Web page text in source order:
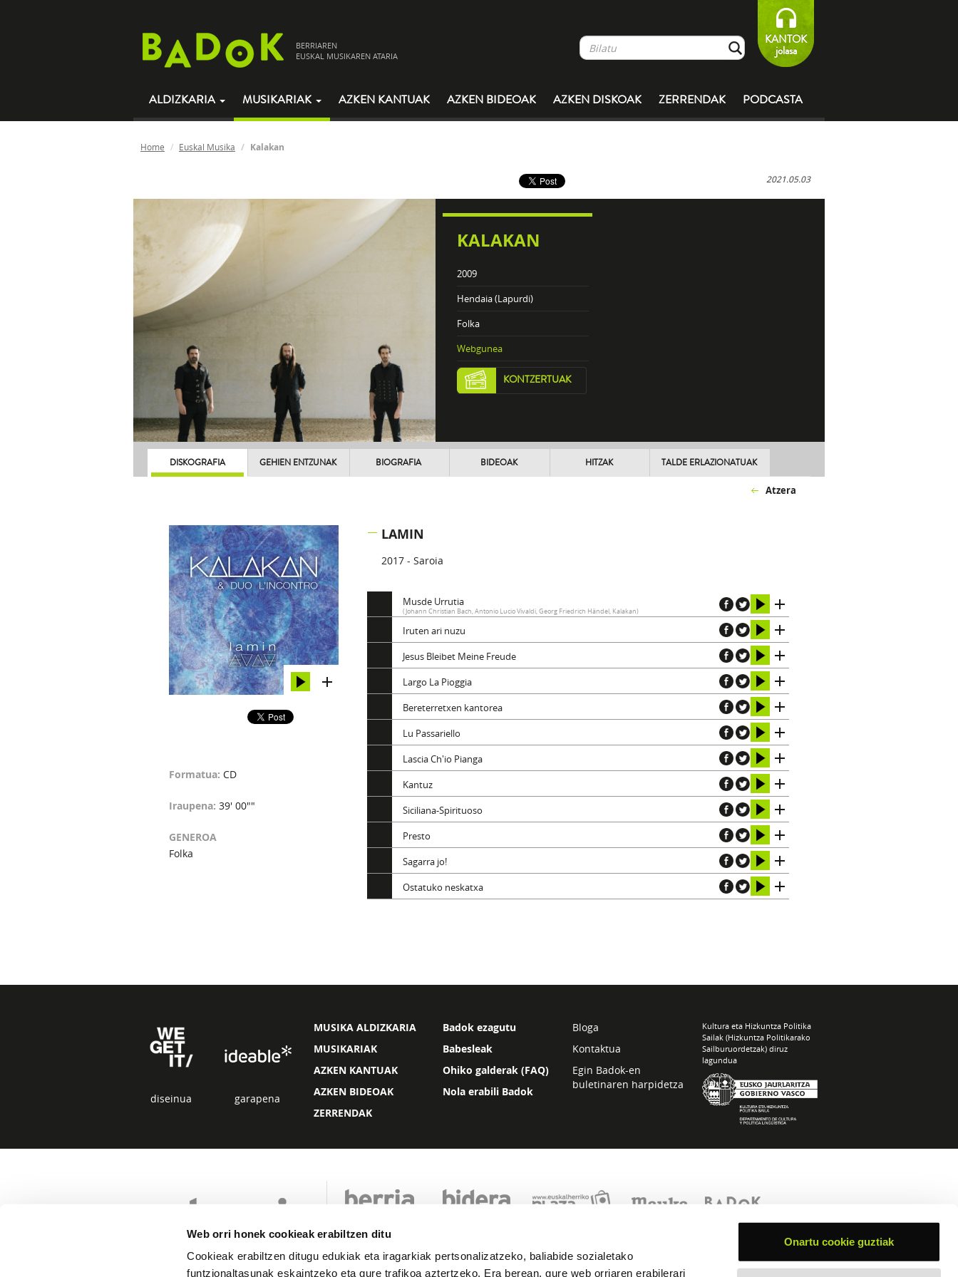
Web orri honek cookieak erabiltzen ditu
Cookieak erabiltzen ditugu edukiak eta iragarkiak pertsonalizatzeko, baliabide sozialetako
funtzionaltasunak eskaintzeko eta gure trafikoa aztertzeko. Era berean, gure web orriaren erabilerari
Onartu cookie guztiak
BERRIAREN
EUSKAL MUSIKAREN ATARIA
KANTOK
jolasa
ALDIZKARIA MUSIKARIAK AZKEN KANTUAK AZKEN BIDEOAK AZKEN DISKOAK ZERRENDAK PODCASTA
Home Euskal Musika Kalakan
2021.05.03
KALAKAN
2009
Hendaia (Lapurdi)
Folka
Webgunea
KONTZERTUAK
DISKOGRAFIA GEHIEN ENTZUNAK BIOGRAFIA BIDEOAK HITZAK TALDE ERLAZIONATUAK
Atzera
Formatua: CD
Iraupena: 39' 00""
GENEROA
Folka
LAMIN
2017 - Saroia
Musde Urrutia
(Johann Christian Bach, Antonio Lucio Vivaldi, Georg Friedrich Händel, Kalakan)
Iruten ari nuzu
Jesus Bleibet Meine Freude
Largo La Pioggia
Bereterretxen kantorea
Lu Passariello
Lascia Ch'io Pianga
Kantuz
Siciliana-Spirituoso
Presto
Sagarra jo!
Ostatuko neskatxa
diseinua garapena
MUSIKA ALDIZKARIA
MUSIKARIAK
AZKEN KANTUAK
AZKEN BIDEOAK
ZERRENDAK
Badok ezagutu
Babesleak
Ohiko galderak (FAQ)
Nola erabili Badok
Bloga
Kontaktua
Egin Badok-en
buletinaren harpidetza
Kultura eta Hizkuntza Politika
Sailak (Hizkuntza Politikarako
Sailburuordetzak) diruz
lagundua